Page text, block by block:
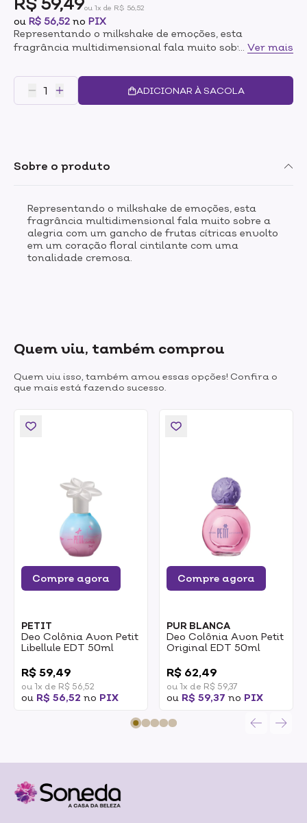
ou 1x de R$ 56,52
ou R$ 56,52 no PIX
Representando o milkshake de emoções, esta
fragrância multidimensional fala muito sobre a
um coração floral cintilante com uma tonalidade
cremosa.
Ver mais
ADICIONAR À SACOLA
Sobre o produto
Representando o milkshake de emoções, esta
fragrância multidimensional fala muito sobre a
alegria com um gancho de frutas cítricas envolto
em um coração floral cintilante com uma
tonalidade cremosa.
Quem viu, também comprou
Quem viu isso, também amou essas opções! Confira o
que mais está fazendo sucesso.
Compre agora
PETIT
Deo Colônia Avon Petit
Libellule EDT 50ml
R$ 59,49
ou 1x de R$ 56,52
ou R$ 56,52 no PIX
Compre agora
PUR BLANCA
Deo Colônia Avon Petit
Original EDT 50ml
R$ 62,49
ou 1x de R$ 59,37
ou R$ 59,37 no PIX